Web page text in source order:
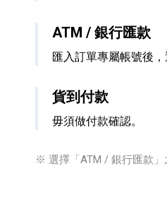
ATM / 銀行匯款
匯入訂單專屬帳號後
貨到付款
毋須做付款確認。
※ 選擇「ATM / 銀行匯款」